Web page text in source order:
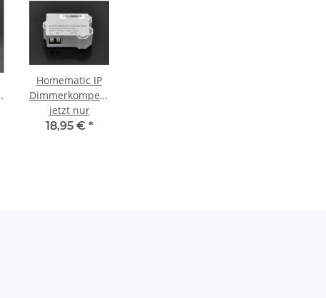
Homematic IP
Dimmerkompensator
HmIP-DC
jetzt nur
18,95 € *